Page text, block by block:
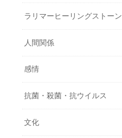
ラリマーヒーリングストーン
人間関係
感情
抗菌・殺菌・抗ウイルス
文化